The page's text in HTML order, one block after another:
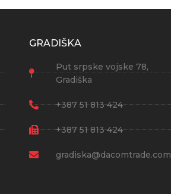
GRADIŠKA
Put srpske vojske 78,
Gradiška
+387 51 813 424
+387 51 813 424
gradiska@dacomtrade.com